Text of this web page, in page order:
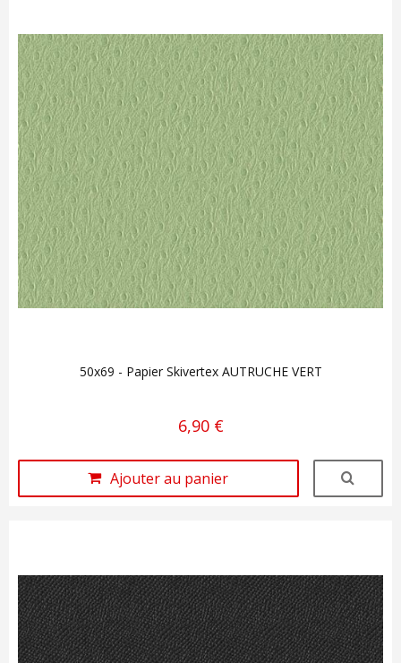
50x69 - Papier Skivertex AUTRUCHE VERT
6,90 €
Ajouter au panier